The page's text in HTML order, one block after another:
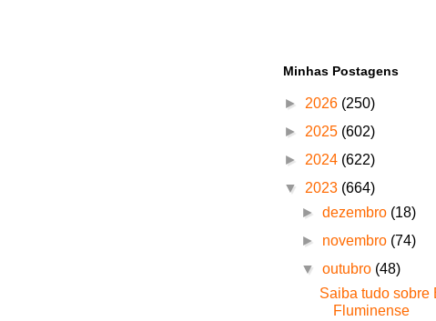
Minhas Postagens
► 2026 (250)
► 2025 (602)
► 2024 (622)
▼ 2023 (664)
►dezembro (18)
► novembro (74)
▼outubro (48)
Saiba tudo sobre
Fluminense